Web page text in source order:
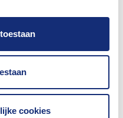
cookies